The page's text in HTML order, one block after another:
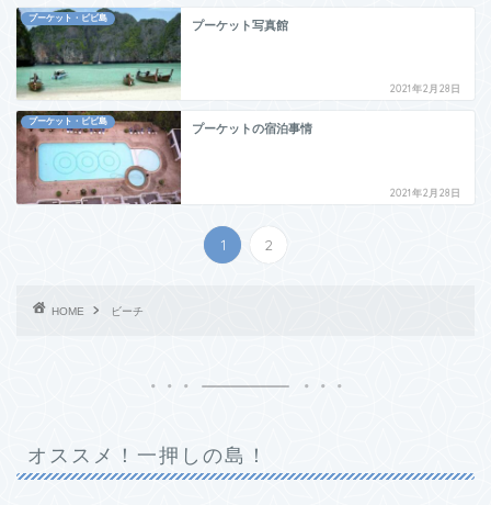
プーケット・ピピ島
プーケット写真館
2021年2月28日
プーケット・ピピ島
プーケットの宿泊事情
2021年2月28日
1 2
HOME ビーチ
オススメ！一押しの島！